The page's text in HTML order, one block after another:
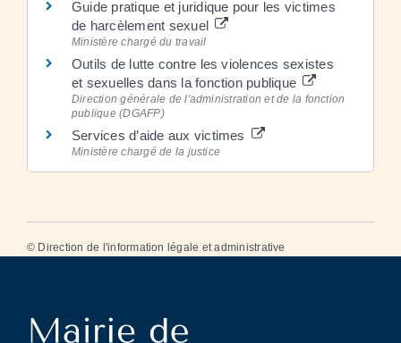
Guide pratique et juridique pour les victimes
de harcèlement sexuel
Ministère chargé du travail
Outils de lutte contre les violences sexistes
et sexuelles dans la fonction publique
Direction générale de l'administration et de la fonction
publique (DGAFP)
Services d’aide aux victimes
Ministère chargé de la justice
© Direction de l'information légale et administrative